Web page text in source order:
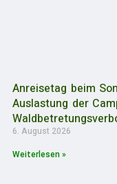
Anreisetag beim
Auslastung der
6. August 2026
Weiterlesen »